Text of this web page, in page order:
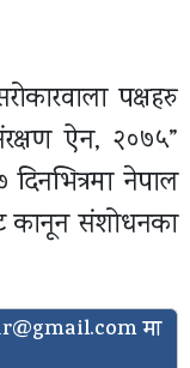
पक्षहरु
ऐन, २०७५”
नेपाल
कानून संशोधनका
मा